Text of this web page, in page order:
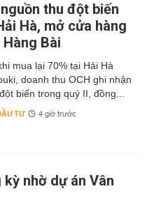
thu đột biến
Hà, mở cửa hàng
Bài
mua lại 70% tại Hải Hà
doanh thu OCH ghi nhận
biến trong quý II, đồng...
TƯ 4 giờ trước
nhờ dự án Vân